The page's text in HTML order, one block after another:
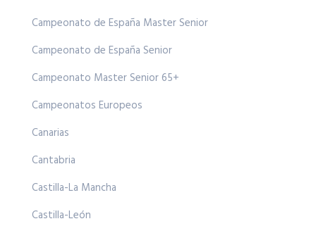
Campeonato de España Master Senior
Campeonato de España Senior
Campeonato Master Senior 65+
Campeonatos Europeos
Canarias
Cantabria
Castilla-La Mancha
Castilla-León